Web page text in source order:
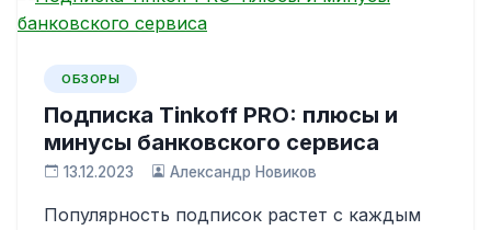
ОБЗОРЫ
Подписка Tinkoff PRO: плюсы и
минусы банковского сервиса
13.12.2023 Александр Новиков
Популярность подписок растет с каждым